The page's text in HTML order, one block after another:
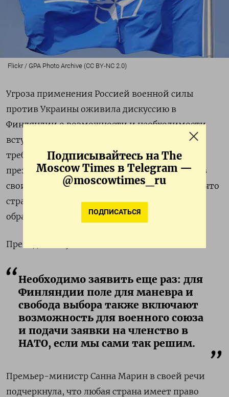
Подписывайтесь на The
Moscow Times в Telegram —
@moscowtimes_ru
ПОДПИСАТЬСЯ
Flickr / GPA Photo Archive (CC BY-NC 2.0)
Угроза применения Россией военной силы
против Украины оживила дискуссию в
Финляндии о возможности и необходимости
вступления в НАТО. В то время как Москва
требует ограничить расширение альянса, и
президент, и премьер-министр Финляндии в
своих новогодних обращениях подчеркнули, что
страна сохраняет право в любое время
обратиться с просьбой о вступлении в НАТО.
Президент Саули Ниинистё сказал:
Необходимо заявить еще раз: для
Финляндии поле для маневра и
свобода выбора также включают
возможность для военного союза
и подачи заявки на членство в
НАТО, если мы сами так решим.
Премьер-министр Санна Марин в своей речи
подчеркнула, что любая страна имеет право